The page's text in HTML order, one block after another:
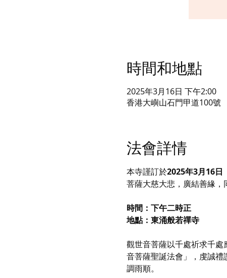
時間和地點
2025年3月16日 下午2:00
香港大嶼山石門甲道100號
法會詳情
本寺謹訂於2025年3月16日
菩薩大慈大悲，廣結善緣，
時間：下午二時正
地點：東涌般若禪寺
觀世音菩薩以千處祈求千
音菩薩聖誕法會」，虔誠
調雨順。